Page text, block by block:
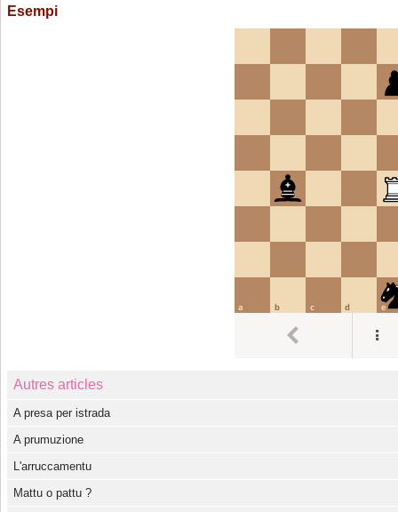
Esempi
Autres articles
A presa per istrada
A prumuzione
L'arruccamentu
Mattu o pattu ?